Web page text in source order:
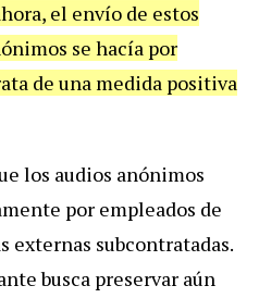
el envío de estos
se hacía por
de una medida positiva
los audios anónimos
por empleados de
externas subcontratadas.
busca preservar aún